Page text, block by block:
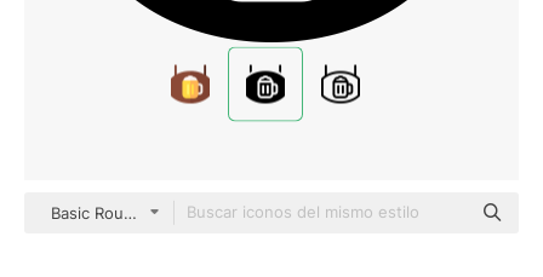
Basic Rounded Filled